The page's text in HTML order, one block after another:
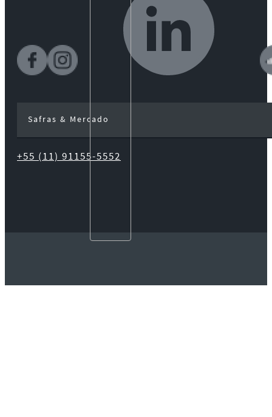
Safras & Mercado
+55 (11) 91155-5552